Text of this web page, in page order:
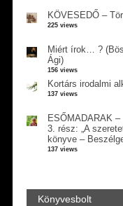
KÖVESEDŐ –
225 views
Miért írok… ?
Ági)
156 views
Kortárs irodalmi
137 views
ESŐMADARAK
3. rész: „A
könyve –
137 views
Könyvesbolt